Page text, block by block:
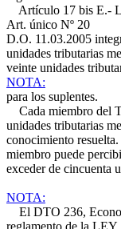
Artículo 17 bis E.-
Art. único Nº 20
D.O. 11.03.2005
unidades tributarias
veinte unidades
NOTA:
para los suplentes.
Cada miembro del
unidades tributarias
conocimiento
miembro puede
exceder de cincuenta
NOTA:
El DTO 236,
reglamento de la